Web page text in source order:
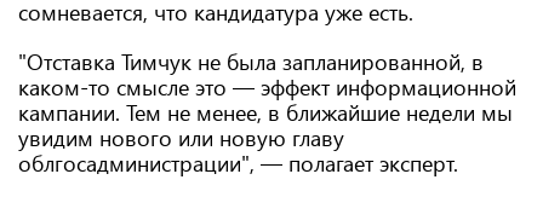
сомневается, что кандидатура уже есть.
"Отставка Тимчук не была запланированной, в
каком-то смысле это — эффект информационной
кампании. Тем не менее, в ближайшие недели мы
увидим нового или новую главу
облгосадминистрации", — полагает эксперт.